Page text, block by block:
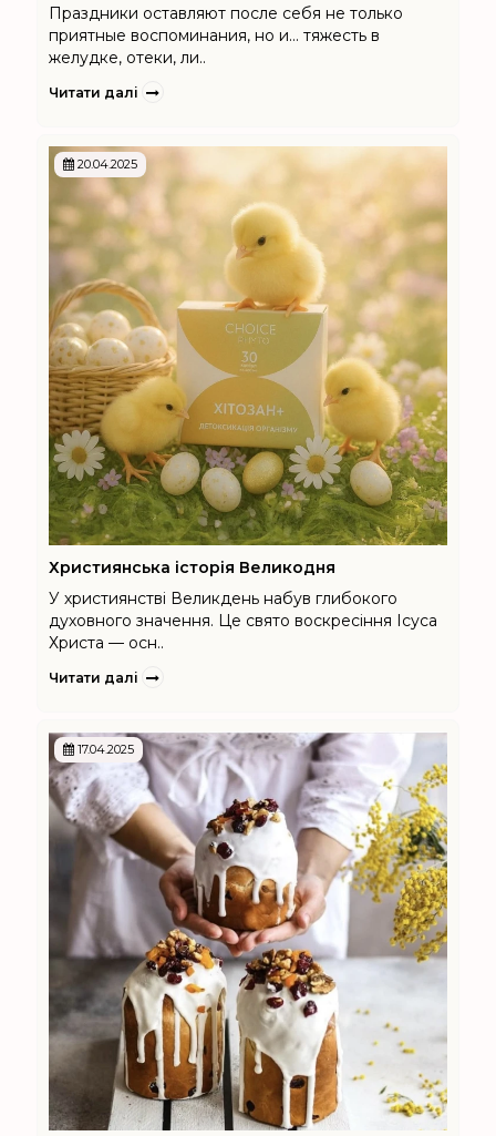
Праздники оставляют после себя не только
приятные воспоминания, но и... тяжесть в
желудке, отеки, ли..
Читати далі
20.04.2025
Християнська історія Великодня
У християнстві Великдень набув глибокого
духовного значення. Це свято воскресіння Ісуса
Христа — осн..
Читати далі
17.04.2025